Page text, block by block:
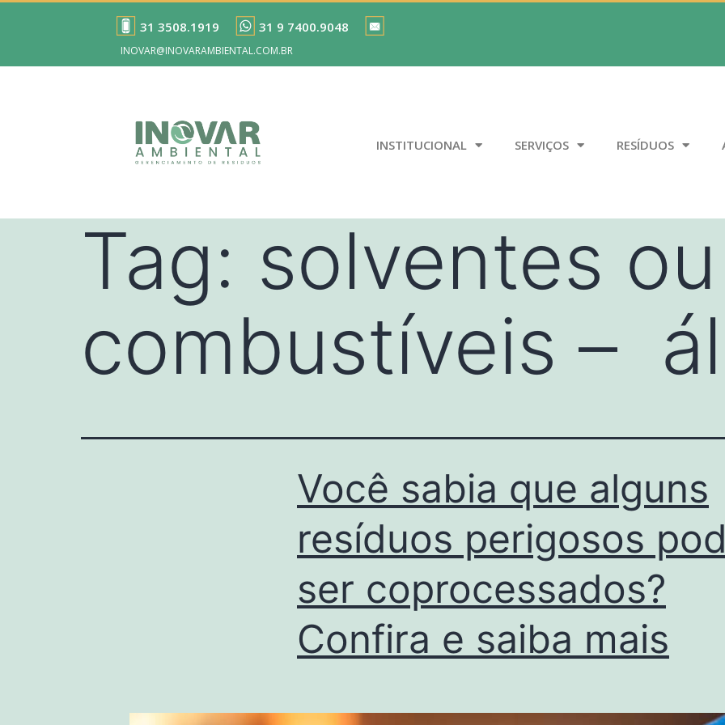
31 3508.1919 31 9 7400.9048
INOVAR@INOVARAMBIENTAL.COM.BR
INSTITUCIONAL SERVIÇOS RESÍDUOS
Tag: solventes ou
combustíveis –
Você sabia que alguns
resíduos perigosos
ser coprocessados?
Confira e saiba mais